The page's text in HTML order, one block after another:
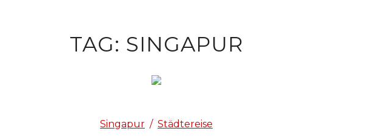
TAG: SINGAPUR
Singapur / Städtereise